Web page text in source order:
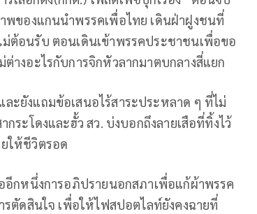
พของแกนนำพรรคเพื่อไทย เดินฝ่าฝูงชนที่
ต้อนรับ ตอนเดินเข้าพรรคประชาชนเพื่อขอ
างอะไรกับการจิกหัวลากมาตบกลางสี่แยก
ะยังแถมข้อเสนอไร้สาระประหลาด ๆ ที่ไม่
ระโดงและฮั้ว สว. บ่งบอกถึงลายเสือที่ทิ้งไว้
ให้ชีวิตรอด
กหนึ่งการอภิปรายนอกสภาเพื่อแก้ผ้าพรรค
ตัดสินใจ เพื่อให้ไฟสปอตไลท์ยังคงฉายที่